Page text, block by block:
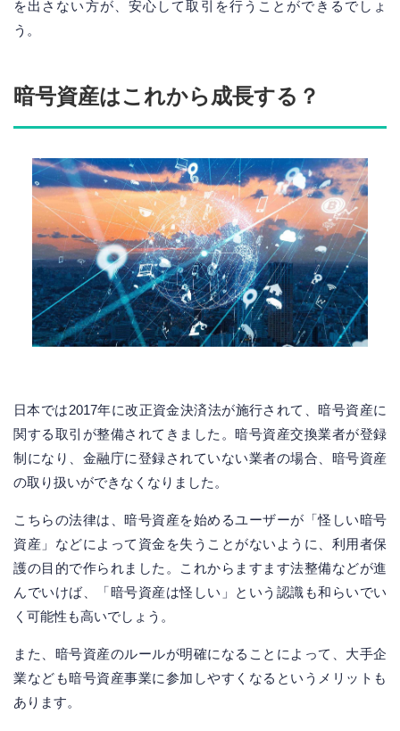
を出さない方が、安心して取引を行うことができるでしょ
う。
暗号資産はこれから成長する？
日本では2017年に改正資金決済法が施行されて、暗号資産に
関する取引が整備されてきました。暗号資産交換業者が登録
制になり、金融庁に登録されていない業者の場合、暗号資産
の取り扱いができなくなりました。
こちらの法律は、暗号資産を始めるユーザーが「怪しい暗号
資産」などによって資金を失うことがないように、利用者保
護の目的で作られました。これからますます法整備などが進
んでいけば、「暗号資産は怪しい」という認識も和らいでい
く可能性も高いでしょう。
また、暗号資産のルールが明確になることによって、大手企
業なども暗号資産事業に参加しやすくなるというメリットも
あります。